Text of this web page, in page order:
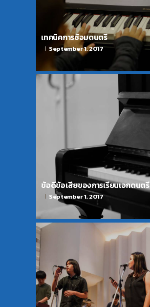
เทคนิคการซ้อมดนตรี
September 1, 2017
ข้อดีข้อเสียของการเรียนเอกดนตรี
September 1, 2017